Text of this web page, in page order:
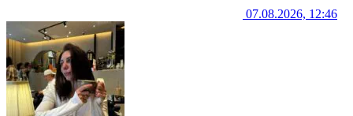
07.08.2026, 12:46